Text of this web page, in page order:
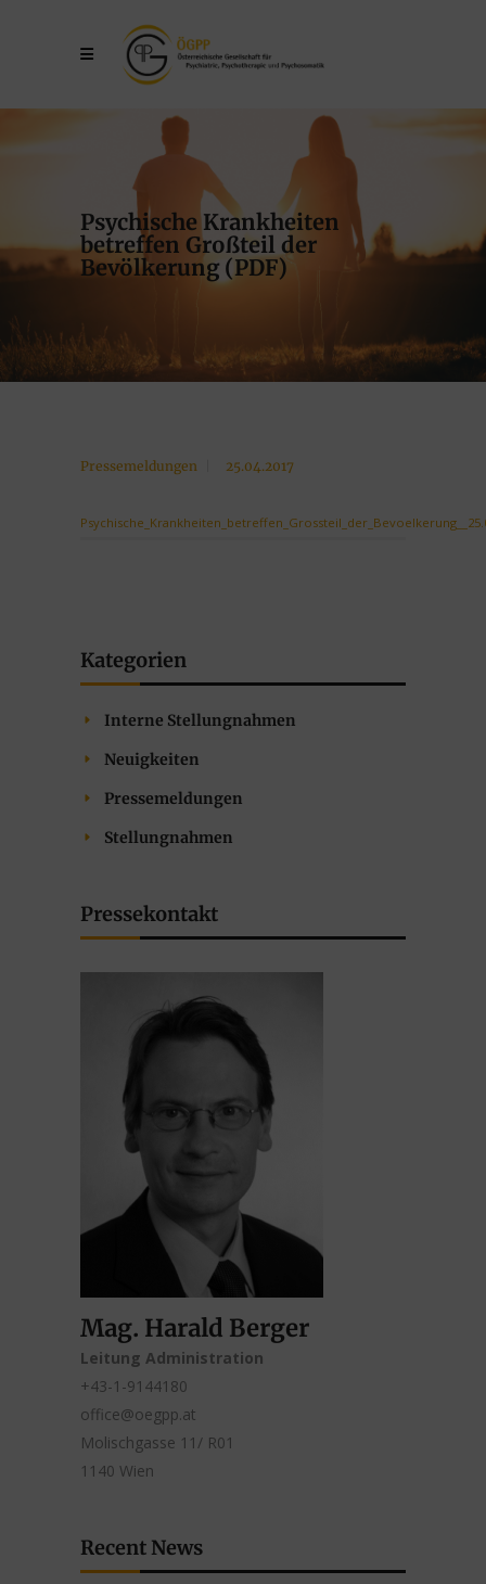
Psychische Krankheiten
betreffen Großteil der
Bevölkerung (PDF)
Pressemeldungen 25.04.2017
Kategorien
Interne Stellungnahmen
Neuigkeiten
Pressemeldungen
Stellungnahmen
Pressekontakt
Mag. Harald Berger
Leitung Administration
+43-1-9144180
office@oegpp.at
Molischgasse 11/ R01
1140 Wien
Recent News